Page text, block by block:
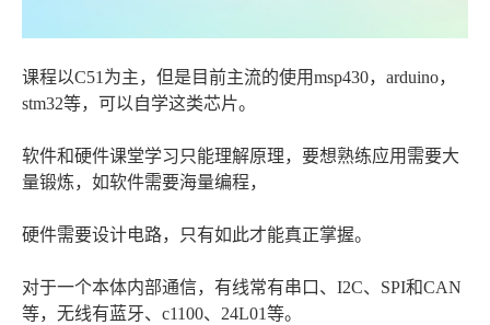
课程以C51为主，但是目前主流的使用msp430，arduino，
stm32等，可以自学这类芯片。
软件和硬件课堂学习只能理解原理，要想熟练应用需要大
量锻炼，如软件需要海量编程，
硬件需要设计电路，只有如此才能真正掌握。
对于一个本体内部通信，有线常有串口、I2C、SPI和CAN
等，无线有蓝牙、c1100、24L01等。